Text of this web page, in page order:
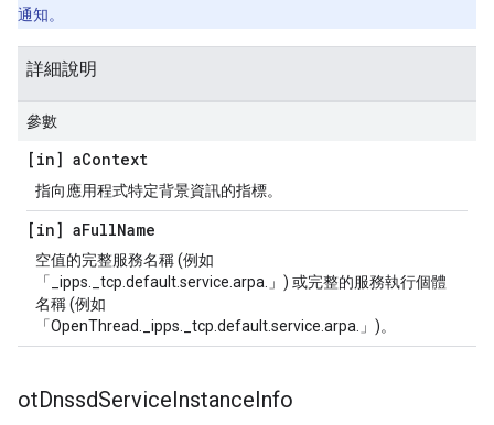
通知。
詳細說明
參數
[in] aContext
指向應用程式特定背景資訊的指標。
[in] aFullName
空值的完整服務名稱 (例如
「_ipps._tcp.default.service.arpa.」) 或完整的服務執行個體
名稱 (例如
「OpenThread._ipps._tcp.default.service.arpa.」)。
otDnssdServiceInstanceInfo